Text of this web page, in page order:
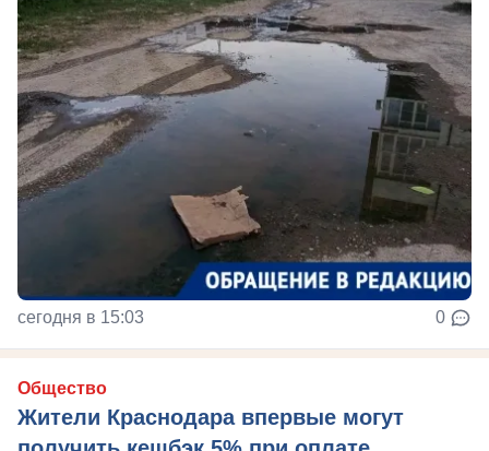
сегодня в 15:03 0
Общество
Жители Краснодара впервые могут